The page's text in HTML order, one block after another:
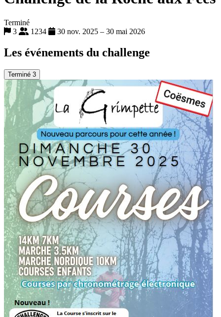
Terminé
3
1234 30 nov. 2025 – 30 mai 2026
Les événements du challenge
Terminé 3